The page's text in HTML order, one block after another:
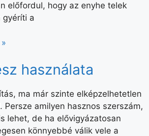
előfordul, hogy az enyhe telek
gyéríti a
használata
ma már szinte elképzelhetetlen
Persze amilyen hasznos szerszám,
lehet, de ha elővigyázatosan
könnyebbé válik vele a